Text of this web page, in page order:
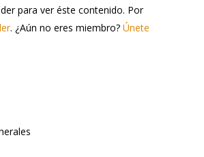
para ver éste contenido. Por
. ¿Aún no eres miembro? Únete